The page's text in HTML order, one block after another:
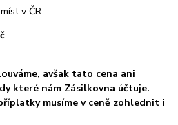
v ČR
avšak tato cena ani
které nám Zásilkovna účtuje.
musíme v ceně zohlednit i